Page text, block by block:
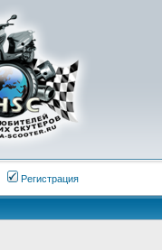
Регистрация